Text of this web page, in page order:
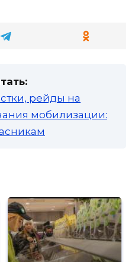
рейды на
мобилизации: